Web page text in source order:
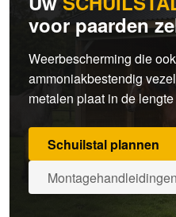
voor paarden
Weerbescherming die
ammoniakbestendig
metalen plaat in de
Schuilstal plannen
Montagehandleidingen